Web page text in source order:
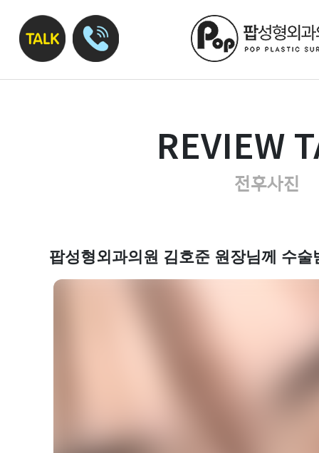
REVIEW
전후사진
팝성형외과의원 김호준 원장님께 수